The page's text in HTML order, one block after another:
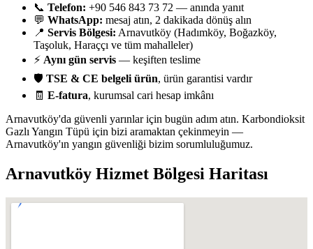
📞 Telefon: +90 546 843 73 72 — anında yanıt
💬 WhatsApp: mesaj atın, 2 dakikada dönüş alın
📍 Servis Bölgesi: Arnavutköy (Hadımköy, Boğazköy,
Taşoluk, Haraççı ve tüm mahalleler)
⚡ Aynı gün servis — keşiften teslime
🛡️ TSE & CE belgeli ürün, ürün garantisi vardır
🧾 E-fatura, kurumsal cari hesap imkânı
Arnavutköy'da güvenli yarınlar için bugün adım atın. Karbondioksit
Gazlı Yangın Tüpü için bizi aramaktan çekinmeyin —
Arnavutköy'ın yangın güvenliği bizim sorumluluğumuz.
Arnavutköy Hizmet Bölgesi Haritası